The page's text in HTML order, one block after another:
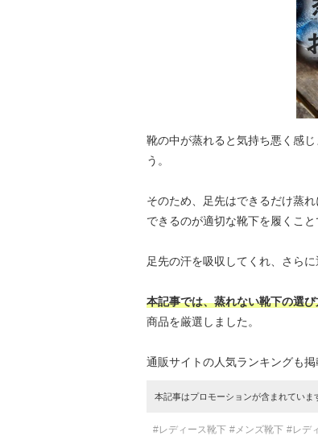
靴の中が蒸れると気持ち悪く感
う。
そのため、足先はできるだけ蒸
できるのが適切な靴下を履くこと
足先の汗を吸収してくれ、さら
本記事では、蒸れない靴下の選
商品を厳選しました。
通販サイトの人気ランキングも
本記事はプロモーションが含まれていま
#レディース靴下 #メンズ靴下 #レデ